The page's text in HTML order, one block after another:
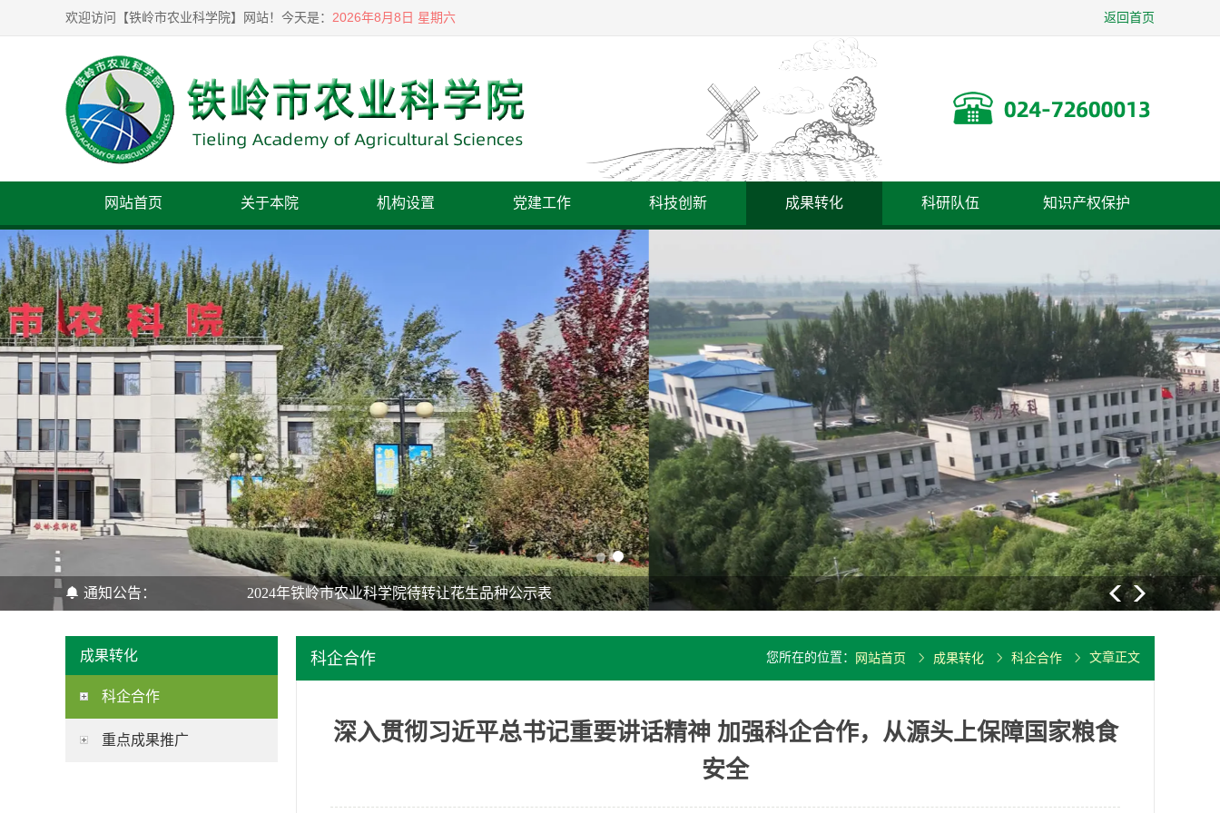
欢迎访问【铁岭市农业科学院】网站！ 今天是： 2026年8月8日 星期六 返回首页
网站首页 关于本院 机构设置 党建工作 科技创新 成果转化 科研队伍 知识产权保护
通知公告： 2024年铁岭市农业科学院待转让花生品种公示表 大豆重要
成果转化
科企合作
重点成果推广
科企合作 您所在的位置： 网站首页 成果转化 科企合作 文章正文
深入贯彻习近平总书记重要讲话精神 加强科企合作，从源头上保障国家粮食
安全